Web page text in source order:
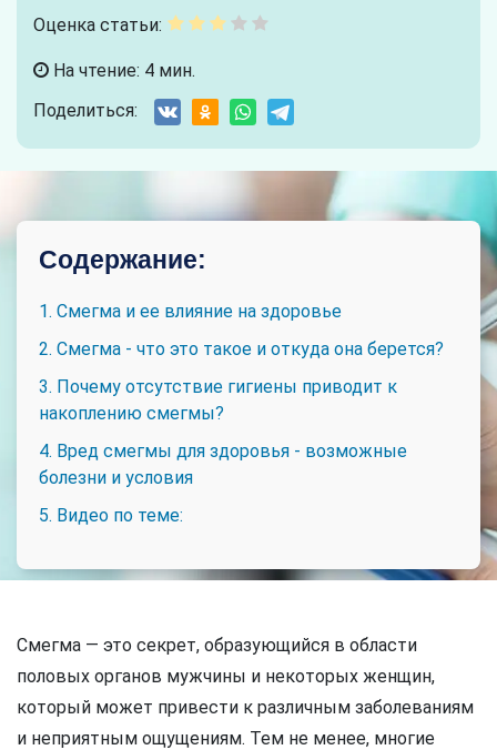
Оценка статьи:
На чтение: 4 мин.
Поделиться:
Содержание:
1. Смегма и ее влияние на здоровье
2. Смегма - что это такое и откуда она берется?
3. Почему отсутствие гигиены приводит к
накоплению смегмы?
4. Вред смегмы для здоровья - возможные
болезни и условия
5. Видео по теме:
Смегма — это секрет, образующийся в области
половых органов мужчины и некоторых женщин,
который может привести к различным заболеваниям
и неприятным ощущениям. Тем не менее, многие